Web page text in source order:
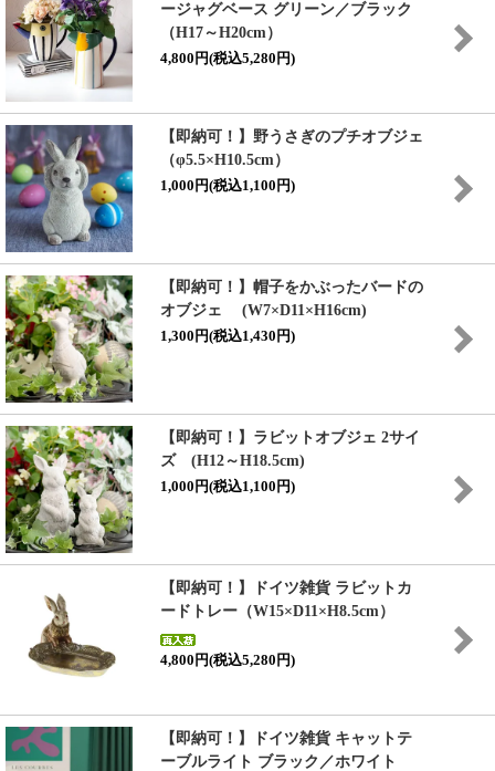
ージャグベース グリーン／ブラック
（H17～H20cm）
4,800円(税込5,280円)
【即納可！】野うさぎのプチオブジェ
（φ5.5×H10.5cm）
1,000円(税込1,100円)
【即納可！】帽子をかぶったバードの
オブジェ (W7×D11×H16cm)
1,300円(税込1,430円)
【即納可！】ラビットオブジェ 2サイ
ズ (H12～H18.5cm)
1,000円(税込1,100円)
【即納可！】ドイツ雑貨 ラビットカ
ードトレー（W15×D11×H8.5cm）
4,800円(税込5,280円)
【即納可！】ドイツ雑貨 キャットテ
ーブルライト ブラック／ホワイト